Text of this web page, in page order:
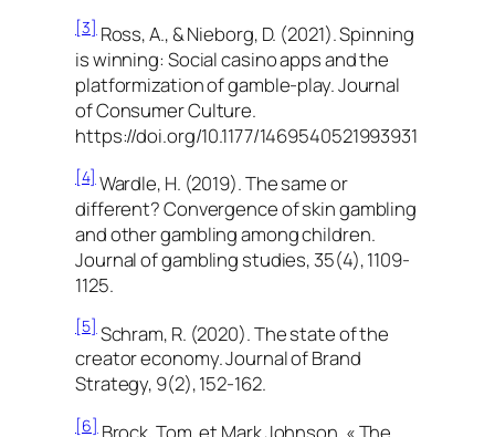
[3]Ross, A., & Nieborg, D. (2021). Spinning
is winning: Social casino apps and the
platformization of gamble-play. Journal
of Consumer Culture.
https://doi.org/10.1177/1469540521993931
[4]Wardle, H. (2019). The same or
different? Convergence of skin gambling
and other gambling among children.
Journal of gambling studies, 35(4), 1109-
1125.
[5]Schram, R. (2020). The state of the
creator economy. Journal of Brand
Strategy, 9(2), 152-162.
[6]Brock, Tom, et Mark Johnson. « The